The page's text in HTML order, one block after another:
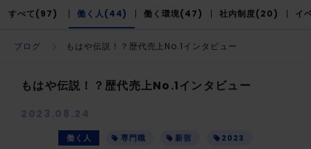
すべて(97) 働く人(44) 働く環境(47) 社内制度(20) イ
ブログ もはや伝説！？歴代売上No.1インタビュー
もはや伝説！？歴代売上No.1インタビュー
2023.08.24
働く人 専門職 新宿 2023